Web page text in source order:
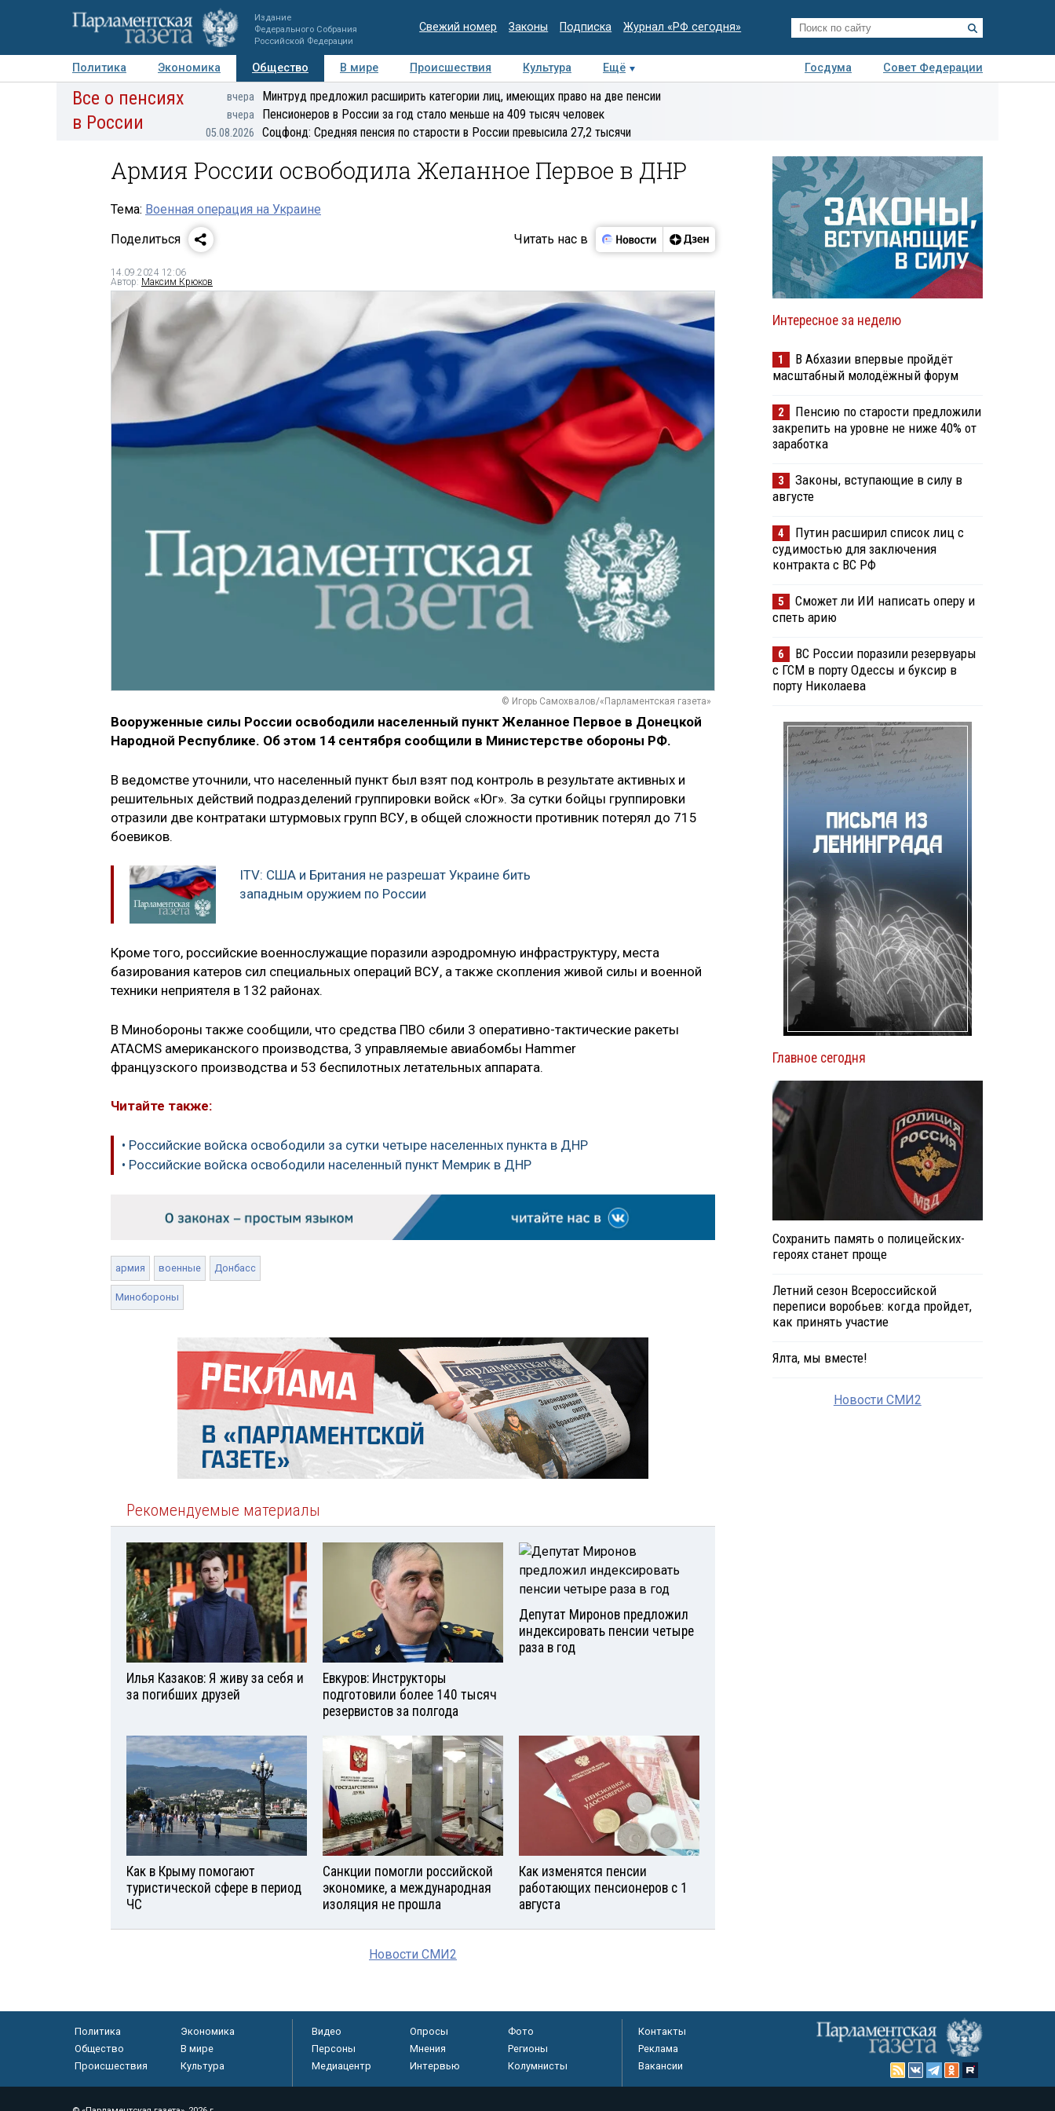
Издание
Федерального Собрания
Российской Федерации
Свежий номер Законы Подписка Журнал «РФ сегодня»
Политика Экономика Общество В мире Происшествия Культура Ещё Госдума
Совет Федерации
Авторы Персоны Мнения Регионы Медиацентр Интервью Колумнисты
Деловая
Все о пенсиях
в России
вчера Минтруд предложил расширить категории лиц, имеющих право на две пенсии
вчера Пенсионеров в России за год стало меньше на 409 тысяч человек
05.08.2026 Соцфонд: Средняя пенсия по старости в России превысила 27,2 тысячи
Армия России освободила Желанное Первое в ДНР
Тема: Военная операция на Украине
Поделиться
Читать нас в
14.09.2024 12:06
Автор: Максим Крюков
© Игорь Самохвалов/«Парламентская газета»
Вооруженные силы России освободили населенный пункт Желанное Первое в Донецкой
Народной Республике. Об этом 14 сентября сообщили в Министерстве обороны РФ.
В ведомстве уточнили, что населенный пункт был взят под контроль в результате активных и
решительных действий подразделений группировки войск «Юг». За сутки бойцы группировки
отразили две контратаки штурмовых групп ВСУ, в общей сложности противник потерял до 715
боевиков.
ITV: США и Британия не разрешат Украине бить
западным оружием по России
Кроме того, российские военнослужащие поразили аэродромную инфраструктуру, места
базирования катеров сил специальных операций ВСУ, а также скопления живой силы и военной
техники неприятеля в 132 районах.
В Минобороны также сообщили, что средства ПВО сбили 3 оперативно-тактические ракеты
ATACMS американского производства, 3 управляемые авиабомбы Hammer
французского производства и 53 беспилотных летательных аппарата.
Читайте также:
• Российские войска освободили за сутки четыре населенных пункта в ДНР
• Российские войска освободили населенный пункт Мемрик в ДНР
армия военные Донбасс
Минобороны
Рекомендуемые материалы
Илья Казаков: Я живу за себя и
за погибших друзей
Евкуров: Инструкторы
подготовили более 140 тысяч
резервистов за полгода
Депутат Миронов предложил
индексировать пенсии четыре
раза в год
Как в Крыму помогают
туристической сфере в период
ЧС
Санкции помогли российской
экономике, а международная
изоляция не прошла
Как изменятся пенсии
работающих пенсионеров с 1
августа
Новости СМИ2
Интересное за неделю
1
В Абхазии впервые пройдёт
масштабный молодёжный форум
2
Пенсию по старости предложили
закрепить на уровне не ниже 40% от
заработка
3
Законы, вступающие в силу в
августе
4
Путин расширил список лиц с
судимостью для заключения
контракта с ВС РФ
5
Сможет ли ИИ написать оперу и
спеть арию
6
ВС России поразили резервуары
с ГСМ в порту Одессы и буксир в
порту Николаева
Главное сегодня
Сохранить память о полицейских-
героях станет проще
Летний сезон Всероссийской
переписи воробьев: когда пройдет,
как принять участие
Ялта, мы вместе!
Новости СМИ2
Политика
Экономика
Общество
В мире
Происшествия
Культура
Видео Опросы
Фото
Персоны
Мнения
Регионы
Медиацентр
Интервью Колумнисты
Контакты
Реклама
Вакансии